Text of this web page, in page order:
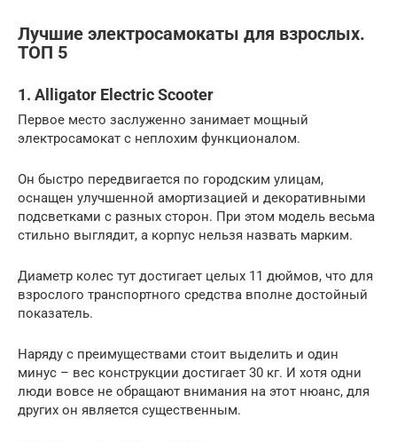
Лучшие электросамокаты для взрослых.
ТОП 5
1. Alligator Electric Scooter
Первое место заслуженно занимает мощный
электросамокат с неплохим функционалом.
Он быстро передвигается по городским улицам,
оснащен улучшенной амортизацией и декоративными
подсветками с разных сторон. При этом модель весьма
стильно выглядит, а корпус нельзя назвать марким.
Диаметр колес тут достигает целых 11 дюймов, что для
взрослого транспортного средства вполне достойный
показатель.
Наряду с преимуществами стоит выделить и один
минус – вес конструкции достигает 30 кг. И хотя одни
люди вовсе не обращают внимания на этот нюанс, для
других он является существенным.